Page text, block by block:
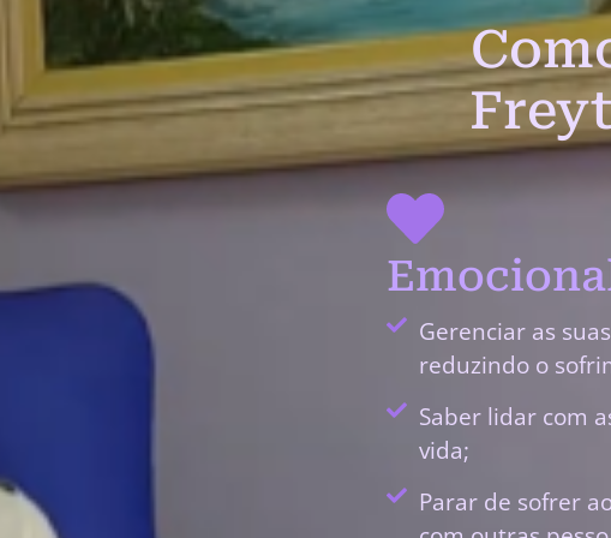
Gerenciar as
reduzindo o
Saber lidar com
vida;
Parar de sofrer